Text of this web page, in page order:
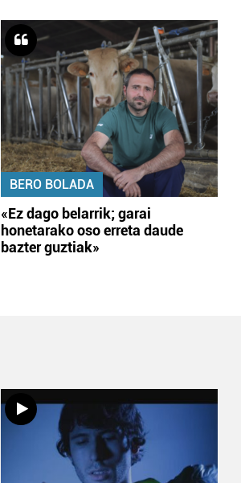
BERO BOLADA
«Ez dago belarrik; garai
honetarako oso erreta daude
bazter guztiak»